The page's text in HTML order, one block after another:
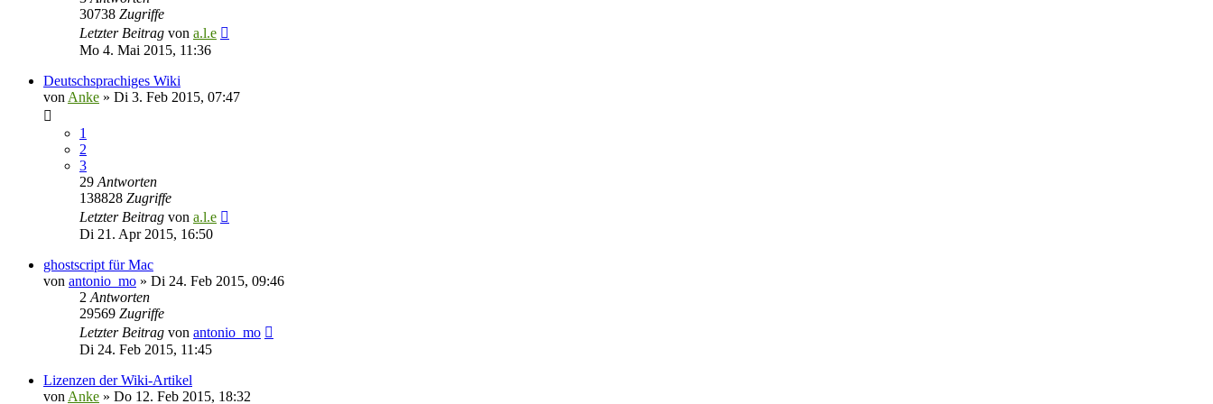
30738 Zugriffe
Letzter Beitrag von a.l.e
Mo 4. Mai 2015, 11:36
Deutschsprachiges Wiki
von Anke » Di 3. Feb 2015, 07:47
1
2
3
29 Antworten
138828 Zugriffe
Letzter Beitrag von a.l.e
Di 21. Apr 2015, 16:50
ghostscript für Mac
von antonio_mo » Di 24. Feb 2015, 09:46
2 Antworten
29569 Zugriffe
Letzter Beitrag von antonio_mo
Di 24. Feb 2015, 11:45
Lizenzen der Wiki-Artikel
von Anke » Do 12. Feb 2015, 18:32